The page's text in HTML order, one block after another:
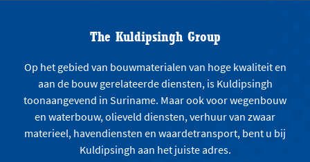
The Kuldipsingh Group
Op het gebied van bouwmaterialen van hoge kwaliteit en
aan de bouw gerelateerde diensten, is Kuldipsingh
toonaangevend in Suriname. Maar ook voor wegenbouw
en waterbouw, olieveld diensten, verhuur van zwaar
materieel, havendiensten en waardetransport, bent u bij
Kuldipsingh aan het juiste adres.